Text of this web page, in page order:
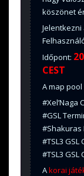
köszönet
Időpont:
CEST
A map
#Xel’Naga
#GSL
#Shakuras
#TSL3 GSL
#TSL3 GSL
Akorai